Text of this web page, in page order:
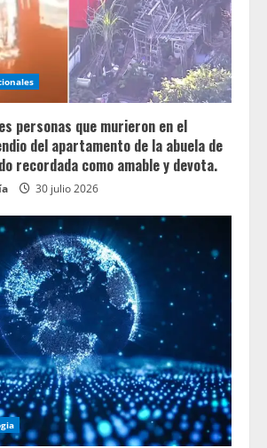
personas que murieron en el
del apartamento de la abuela de
recordada como amable y devota.
30 julio 2026